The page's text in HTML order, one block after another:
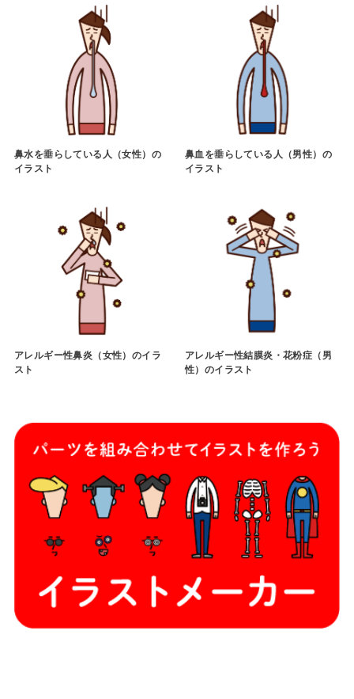
鼻水を垂らしている人（女性）の
イラスト
鼻血を垂らしている人（男性）の
イラスト
アレルギー性鼻炎（女性）のイラ
スト
アレルギー性結膜炎・花粉症（男
性）のイラスト